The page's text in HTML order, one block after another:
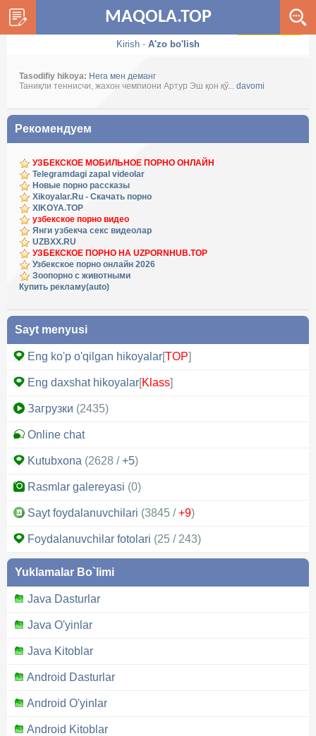
Dark / Light
MAQOLA.TOP
Kirish - A'zo bo'lish
Tasodifiy hikoya: Нега мен деманг
Таниқли теннисчи, жаxон чемпиони Артур Эш қон қў... davomi
Рекомендуем
УЗБЕКСКОЕ МОБИЛЬНОЕ ПОРНО ОНЛАЙН
Telegramdagi zapal videolar
Новые порно рассказы
Xikoyalar.Ru - Скачать порно
XIKOYA.TOP
узбекское порно видео
Янги узбекча секс видеолар
UZBXX.RU
УЗБЕКСКОЕ ПОРНО НА UZPORNHUB.TOP
Узбекское порно онлайн 2026
Зоопорно с животными
Купить рекламу(auto)
Sayt menyusi
Eng ko'p o'qilgan hikoyalar[TOP]
Eng daxshat hikoyalar[Klass]
Загрузки (2435)
Online chat
Kutubxona (2628 /+5)
Rasmlar galereyasi (0)
Sayt foydalanuvchilari (3845 /+9)
Foydalanuvchilar fotolari (25 / 243)
Yuklamalar Bo`limi
Java Dasturlar
Java O'yinlar
Java Kitoblar
Android Dasturlar
Android O'yinlar
Android Kitoblar